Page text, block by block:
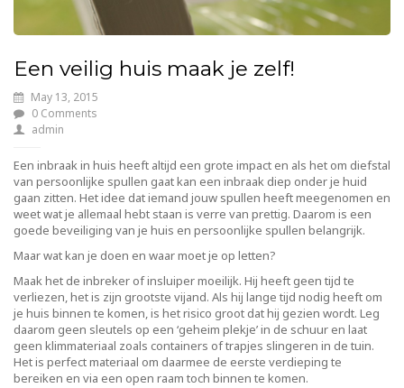
Een veilig huis maak je zelf!
May 13, 2015
0 Comments
admin
Een inbraak in huis heeft altijd een grote impact en als het om diefstal
van persoonlijke spullen gaat kan een inbraak diep onder je huid
gaan zitten. Het idee dat iemand jouw spullen heeft meegenomen en
weet wat je allemaal hebt staan is verre van prettig. Daarom is een
goede beveiliging van je huis en persoonlijke spullen belangrijk.
Maar wat kan je doen en waar moet je op letten?
Maak het de inbreker of insluiper moeilijk. Hij heeft geen tijd te
verliezen, het is zijn grootste vijand. Als hij lange tijd nodig heeft om
je huis binnen te komen, is het risico groot dat hij gezien wordt. Leg
daarom geen sleutels op een ‘geheim plekje’ in de schuur en laat
geen klimmateriaal zoals containers of trapjes slingeren in de tuin.
Het is perfect materiaal om daarmee de eerste verdieping te
bereiken en via een open raam toch binnen te komen.